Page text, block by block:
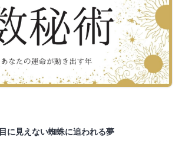
目に見えない蜘蛛に追われる夢